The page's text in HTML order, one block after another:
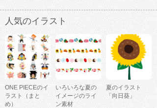
人気のイラスト
ONE PIECEのイ
ラスト（まと
め）
いろいろな夏の
イメージのライ
ン素材
夏のイラスト
「向日葵」